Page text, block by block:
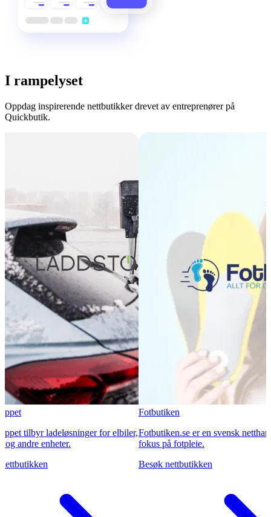
I rampelyset
Oppdag inspirerende nettbutikker drevet av entreprenører på
Quickbutik.
ladeløsninger for elbiler,
enheter.
Fotbutiken
Fotbutiken.se er en svensk netthandel
fokus på fotpleie.
Besøk nettbutikken